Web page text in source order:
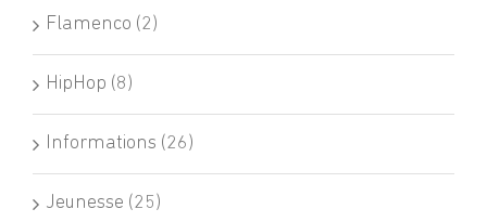
Flamenco (2)
HipHop (8)
Informations (26)
Jeunesse (25)